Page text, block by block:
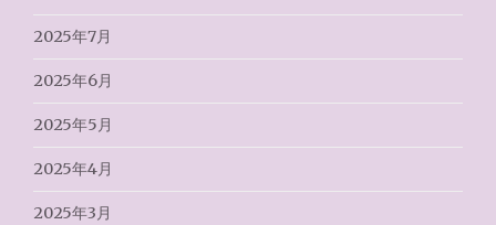
2025年7月
2025年6月
2025年5月
2025年4月
2025年3月